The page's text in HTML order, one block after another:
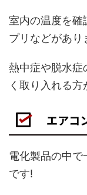
室内の温度を確
プリなどがあり
熱中症や脱水症
く取り入れる方
エアコ
電化製品の中で
です!